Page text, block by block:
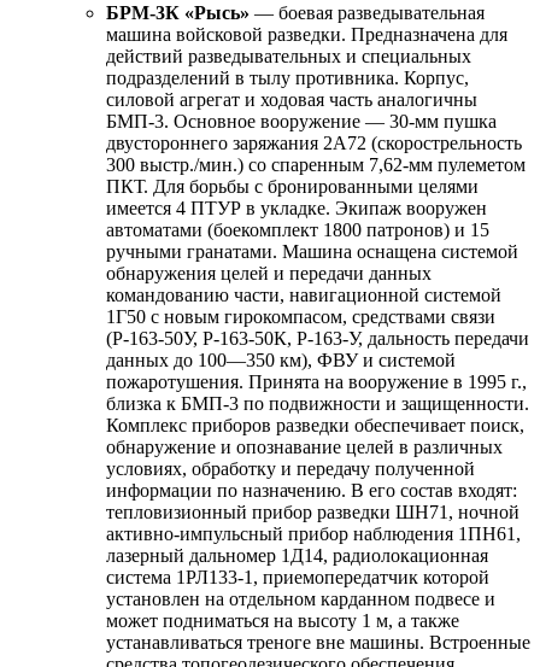
БРМ-3К «Рысь» — боевая разведывательная
машина войсковой разведки. Предназначена для
действий разведывательных и специальных
подразделений в тылу противника. Корпус,
силовой агрегат и ходовая часть аналогичны
БМП-3. Основное вооружение — 30-мм пушка
двустороннего заряжания 2А72 (скорострельность
300 выстр./мин.) со спаренным 7,62-мм пулеметом
ПКТ. Для борьбы с бронированными целями
имеется 4 ПТУР в укладке. Экипаж вооружен
автоматами (боекомплект 1800 патронов) и 15
ручными гранатами. Машина оснащена системой
обнаружения целей и передачи данных
командованию части, навигационной системой
1Г50 с новым гирокомпасом, средствами связи
(Р-163-50У, Р-163-50К, Р-163-У, дальность передачи
данных до 100—350 км), ФВУ и системой
пожаротушения. Принята на вооружение в 1995 г.,
близка к БМП-3 по подвижности и защищенности.
Комплекс приборов разведки обеспечивает поиск,
обнаружение и опознавание целей в различных
условиях, обработку и передачу полученной
информации по назначению. В его состав входят:
тепловизионный прибор разведки ШН71, ночной
активно-импульсный прибор наблюдения 1ПН61,
лазерный дальномер 1Д14, радиолокационная
система 1РЛ133-1, приемопередатчик которой
установлен на отдельном карданном подвесе и
может подниматься на высоту 1 м, а также
устанавливаться треноге вне машины. Встроенные